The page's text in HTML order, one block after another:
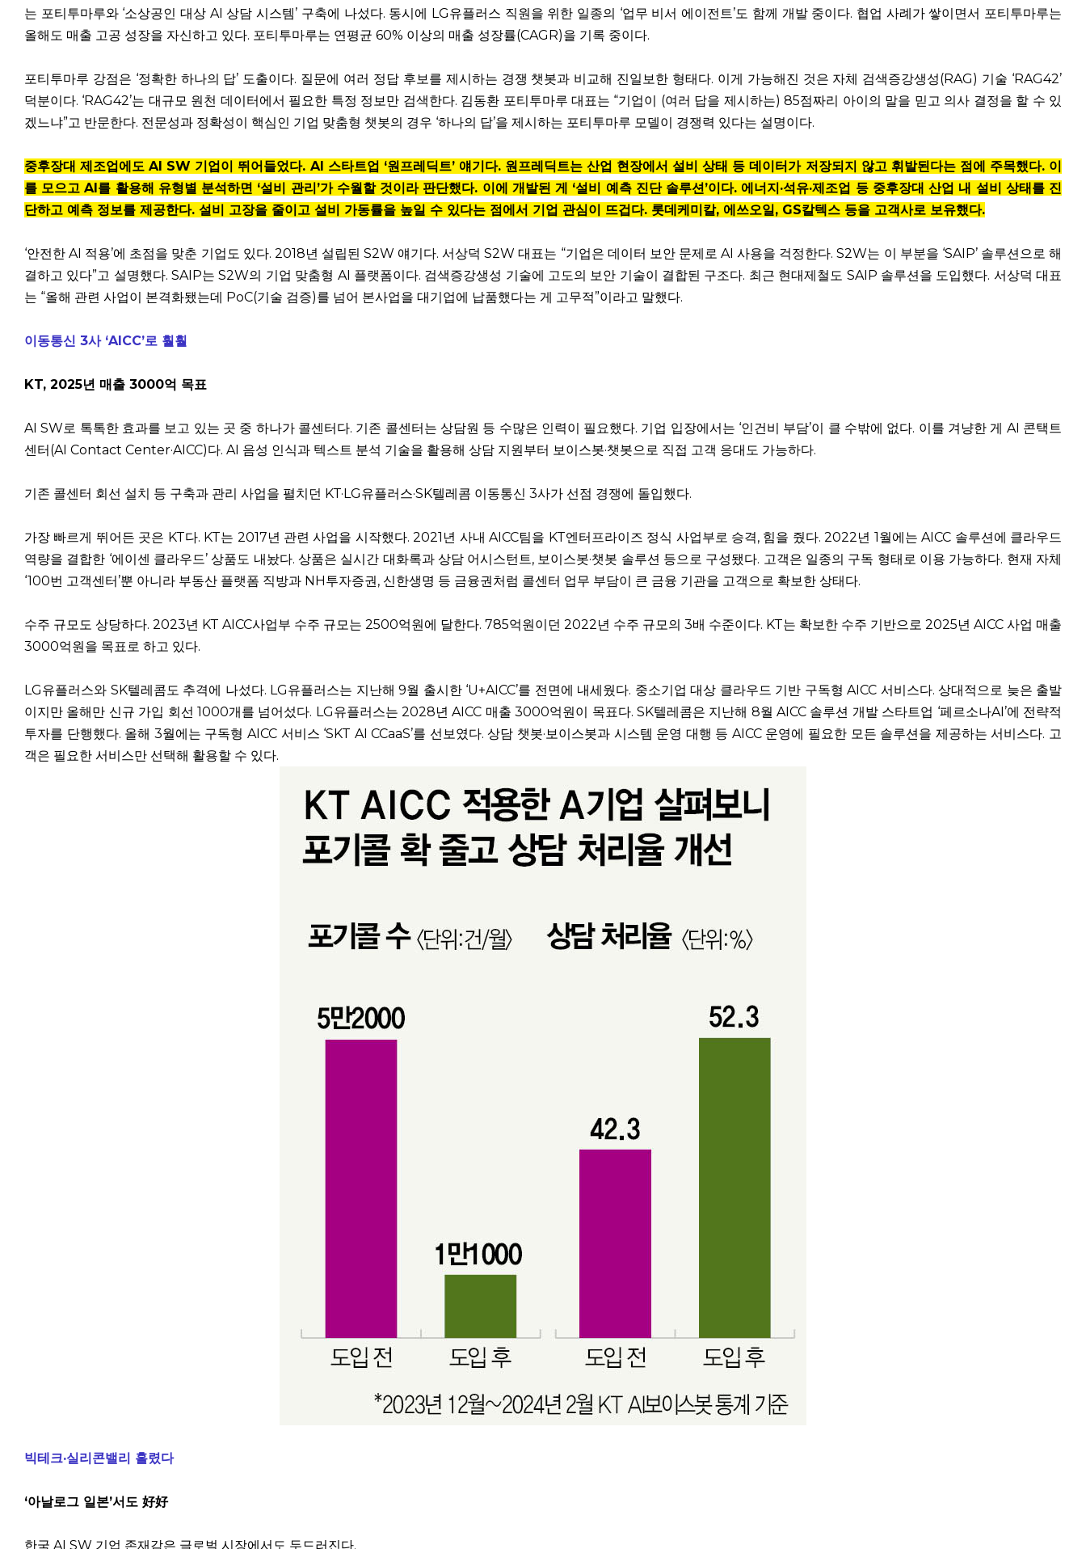
는 포티투마루와 ‘소상공인 대상 AI 상담 시스템’ 구축에 나섰다. 동시에 LG유플러스 직원을 위한 일종의 ‘업무 비서 에이전트’도 함께 개발 중이다. 협업 사례가 쌓이면서 포티투마루는
올해도 매출 고공 성장을 자신하고 있다. 포티투마루는 연평균 60% 이상의 매출 성장률(CAGR)을 기록 중이다.
포티투마루 강점은 ‘정확한 하나의 답’ 도출이다. 질문에 여러 정답 후보를 제시하는 경쟁 챗봇과 비교해 진일보한 형태다. 이게 가능해진 것은 자체 검색증강생성(RAG) 기술 ‘RAG42’
덕분이다. ‘RAG42’는 대규모 원천 데이터에서 필요한 특정 정보만 검색한다. 김동환 포티투마루 대표는 “기업이 (여러 답을 제시하는) 85점짜리 아이의 말을 믿고 의사 결정을 할 수 있
겠느냐”고 반문한다. 전문성과 정확성이 핵심인 기업 맞춤형 챗봇의 경우 ‘하나의 답’을 제시하는 포티투마루 모델이 경쟁력 있다는 설명이다.
중후장대 제조업에도 AI SW 기업이 뛰어들었다. AI 스타트업 ‘원프레딕트’ 얘기다. 원프레딕트는 산업 현장에서 설비 상태 등 데이터가 저장되지 않고 휘발된다는 점에 주목했다. 이
를 모으고 AI를 활용해 유형별 분석하면 ‘설비 관리’가 수월할 것이라 판단했다. 이에 개발된 게 ‘설비 예측 진단 솔루션’이다. 에너지·석유·제조업 등 중후장대 산업 내 설비 상태를 진
단하고 예측 정보를 제공한다. 설비 고장을 줄이고 설비 가동률을 높일 수 있다는 점에서 기업 관심이 뜨겁다. 롯데케미칼, 에쓰오일, GS칼텍스 등을 고객사로 보유했다.
‘안전한 AI 적용’에 초점을 맞춘 기업도 있다. 2018년 설립된 S2W 얘기다. 서상덕 S2W 대표는 “기업은 데이터 보안 문제로 AI 사용을 걱정한다. S2W는 이 부분을 ‘SAIP’ 솔루션으로 해
결하고 있다”고 설명했다. SAIP는 S2W의 기업 맞춤형 AI 플랫폼이다. 검색증강생성 기술에 고도의 보안 기술이 결합된 구조다. 최근 현대제철도 SAIP 솔루션을 도입했다. 서상덕 대표
는 “올해 관련 사업이 본격화됐는데 PoC(기술 검증)를 넘어 본사업을 대기업에 납품했다는 게 고무적”이라고 말했다.
이동통신 3사 ‘AICC’로 훨훨
KT, 2025년 매출 3000억 목표
AI SW로 톡톡한 효과를 보고 있는 곳 중 하나가 콜센터다. 기존 콜센터는 상담원 등 수많은 인력이 필요했다. 기업 입장에서는 ‘인건비 부담’이 클 수밖에 없다. 이를 겨냥한 게 AI 콘택트
센터(AI Contact Center·AICC)다. AI 음성 인식과 텍스트 분석 기술을 활용해 상담 지원부터 보이스봇·챗봇으로 직접 고객 응대도 가능하다.
기존 콜센터 회선 설치 등 구축과 관리 사업을 펼치던 KT·LG유플러스·SK텔레콤 이동통신 3사가 선점 경쟁에 돌입했다.
가장 빠르게 뛰어든 곳은 KT다. KT는 2017년 관련 사업을 시작했다. 2021년 사내 AICC팀을 KT엔터프라이즈 정식 사업부로 승격, 힘을 줬다. 2022년 1월에는 AICC 솔루션에 클라우드
역량을 결합한 ‘에이센 클라우드’ 상품도 내놨다. 상품은 실시간 대화록과 상담 어시스턴트, 보이스봇·챗봇 솔루션 등으로 구성됐다. 고객은 일종의 구독 형태로 이용 가능하다. 현재 자체
‘100번 고객센터’뿐 아니라 부동산 플랫폼 직방과 NH투자증권, 신한생명 등 금융권처럼 콜센터 업무 부담이 큰 금융 기관을 고객으로 확보한 상태다.
수주 규모도 상당하다. 2023년 KT AICC사업부 수주 규모는 2500억원에 달한다. 785억원이던 2022년 수주 규모의 3배 수준이다. KT는 확보한 수주 기반으로 2025년 AICC 사업 매출
3000억원을 목표로 하고 있다.
LG유플러스와 SK텔레콤도 추격에 나섰다. LG유플러스는 지난해 9월 출시한 ‘U+AICC’를 전면에 내세웠다. 중소기업 대상 클라우드 기반 구독형 AICC 서비스다. 상대적으로 늦은 출발
이지만 올해만 신규 가입 회선 1000개를 넘어섰다. LG유플러스는 2028년 AICC 매출 3000억원이 목표다. SK텔레콤은 지난해 8월 AICC 솔루션 개발 스타트업 ‘페르소나AI’에 전략적
투자를 단행했다. 올해 3월에는 구독형 AICC 서비스 ‘SKT AI CCaaS’를 선보였다. 상담 챗봇·보이스봇과 시스템 운영 대행 등 AICC 운영에 필요한 모든 솔루션을 제공하는 서비스다. 고
객은 필요한 서비스만 선택해 활용할 수 있다.
빅테크·실리콘밸리 홀렸다
‘아날로그 일본’서도 好好
한국 AI SW 기업 존재감은 글로벌 시장에서도 두드러진다.